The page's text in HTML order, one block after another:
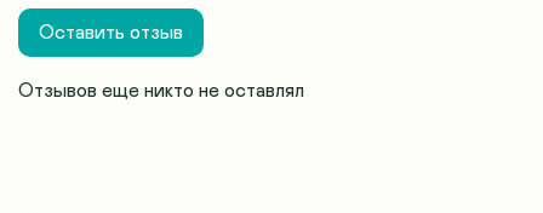
Отзывов еще никто не оставлял
Оставить отзыв